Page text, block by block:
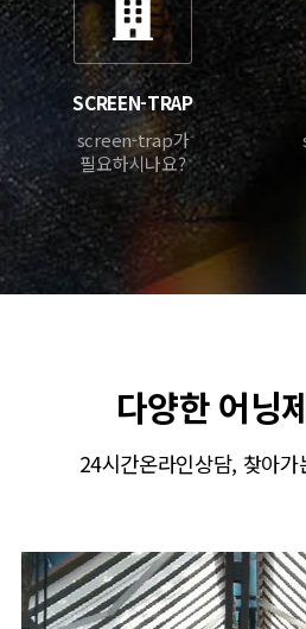
SCREEN-TRAP
screen-trap가
필요하시나요?
다양한 어닝
24시간온라인상담, 찾아